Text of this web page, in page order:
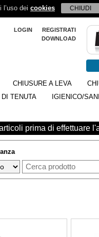
dei cookies CHIUDI
LOGIN
REGISTRATI
DOWNLOAD
CHIUSURE A LEVA
TENUTA
IGIENICO/
prima di effettuare